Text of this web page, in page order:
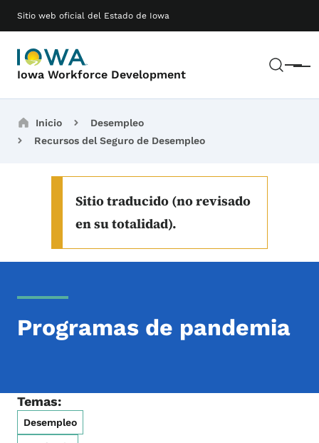
Sitio web oficial del Estado de Iowa
Iowa Workforce Development Menú
Main navigation
Breadcrumbs
Inicio
Desempleo
Recursos del Seguro de Desempleo
Sitio traducido (no revisado
en su totalidad).
Programas de pandemia
Temas:
Desempleo